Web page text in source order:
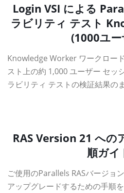
Login VSI による
ラビリティ テスト
(1000ユ
Knowledge Worker ワークロー
スト上の約 1,000 ユーザー セッ
ラビリティ テストの検証結果の
RAS Version 21 への
順ガイ
ご使用のParallels RASバージョ
アップグレードするための手順